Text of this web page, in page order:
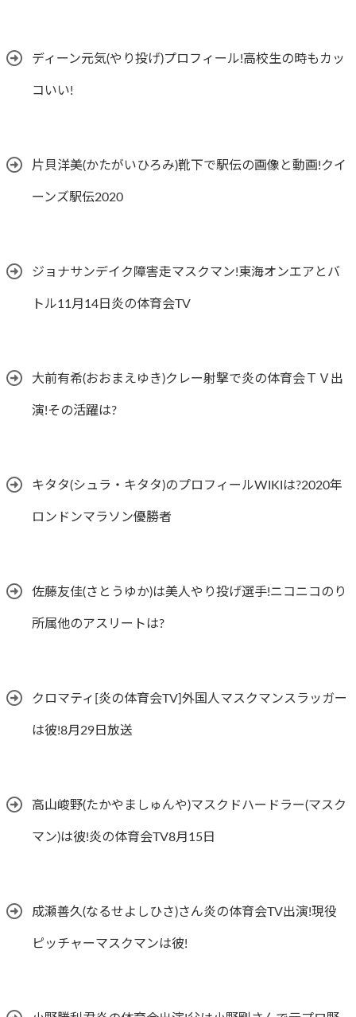
ディーン元気(やり投げ)プロフィール!高校生の時もカッ
コいい!
片貝洋美(かたがいひろみ)靴下で駅伝の画像と動画!クイ
ーンズ駅伝2020
ジョナサンデイク障害走マスクマン!東海オンエアとバ
トル11月14日炎の体育会TV
大前有希(おおまえゆき)クレー射撃で炎の体育会ＴＶ出
演!その活躍は?
キタタ(シュラ・キタタ)のプロフィールWIKIは?2020年
ロンドンマラソン優勝者
佐藤友佳(さとうゆか)は美人やり投げ選手!ニコニコのり
所属他のアスリートは?
クロマティ[炎の体育会TV]外国人マスクマンスラッガー
は彼!8月29日放送
高山峻野(たかやましゅんや)マスクドハードラー(マスク
マン)は彼!炎の体育会TV8月15日
成瀬善久(なるせよしひさ)さん炎の体育会TV出演!現役
ピッチャーマスクマンは彼!